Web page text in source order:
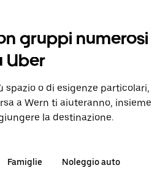
gruppi numerosi
Uber
spazio o di esigenze particolari,
a Wern ti aiuteranno, insieme
la destinazione.
Famiglie Noleggio auto